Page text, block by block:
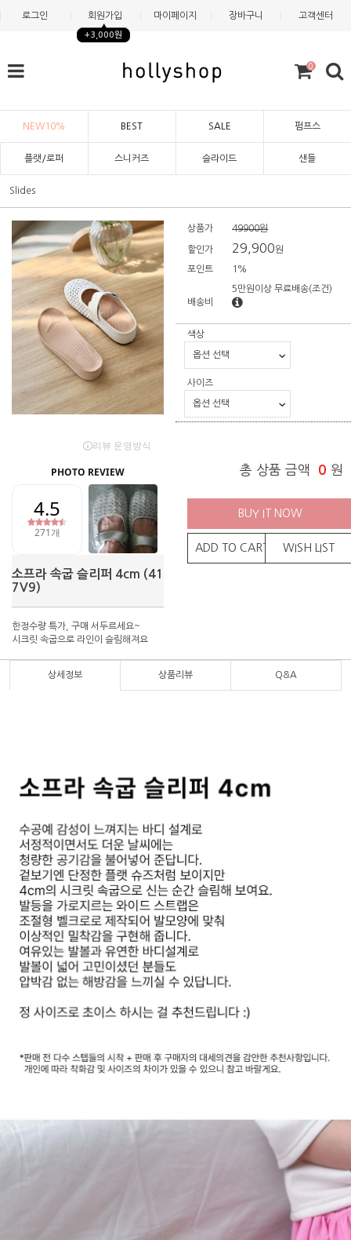
로그인 회원가입
+3,000원
마이페이지 장바구니 고객센터
0
NEW10% BEST SALE 펌프스
플랫/로퍼 스니커즈 슬라이드 샌들
Slides
소프라 속굽 슬리퍼 4cm (41
7V9)
한정수량 특가, 구매 서두르세요~
시크릿 속굽으로 라인이 슬림해져요
상품가 49900원
할인가 29,900원
포인트 1%
배송비
5만원이상 무료배송(조건)
색상
사이즈
총 상품 금액 0 원
BUY IT NOW
ADD TO CART WISH LIST
상세정보 상품리뷰 Q&A